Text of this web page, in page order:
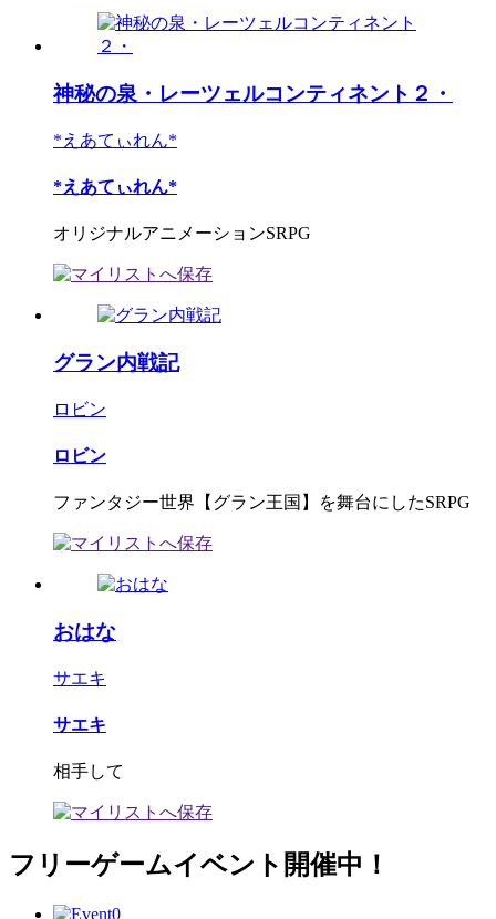
神秘の泉・レーツェルコンティネント２・
*えあてぃれん*
*えあてぃれん*
オリジナルアニメーションSRPG
グラン内戦記
ロビン
ロビン
ファンタジー世界【グラン王国】を舞台にしたSRPG
おはな
サエキ
サエキ
相手して
フリーゲームイベント開催中！